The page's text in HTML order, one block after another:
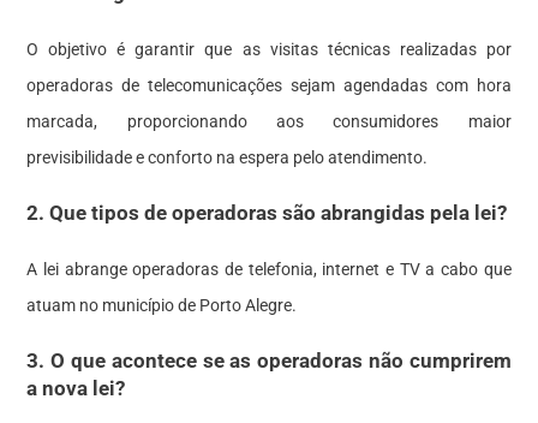
O objetivo é garantir que as visitas técnicas realizadas por
operadoras de telecomunicações sejam agendadas com hora
marcada, proporcionando aos consumidores maior
previsibilidade e conforto na espera pelo atendimento.
2. Que tipos de operadoras são abrangidas pela lei?
A lei abrange operadoras de telefonia, internet e TV a cabo que
atuam no município de Porto Alegre.
3. O que acontece se as operadoras não cumprirem
a nova lei?